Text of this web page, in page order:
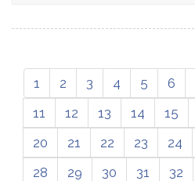
1 2 3 4 5 6
11
12 13 14 15
20
21 22 23 24
28
29 30 31 32